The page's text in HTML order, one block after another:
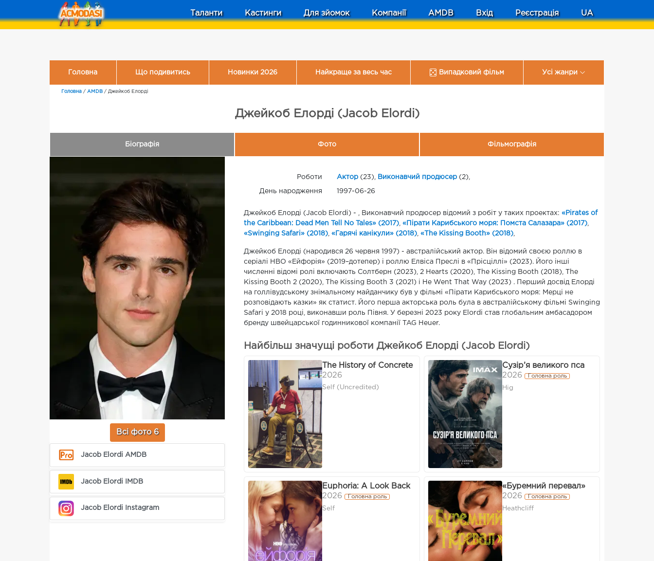
Таланти Кастинги Для зйомок Компанії AMDB Вхід Реєстрація UA
Головна Що подивитись Новинки 2026 Найкраще за весь час Випадковий фільм Усі жанри
Головна / AMDB / Джейкоб Елорді
Джейкоб Елорді (Jacob Elordi)
Біографія Фото Фільмографія
Всі фото 6
Jacob Elordi AMDB
Jacob Elordi IMDB
Jacob Elordi Instagram
Роботи Актор(23), Виконавчий продюсер(2),
День народження 1997-06-26
Джейкоб Елорді (Jacob Elordi) - , Виконавчий продюсер відомий з робіт у таких проектах: «Pirates of
the Caribbean: Dead Men Tell No Tales» (2017) «Пірати Карибського моря: Помста Салазара» (2017)
«Swinging Safari» (2018) «Гарячі канікули» (2018) «The Kissing Booth» (2018)
Джейкоб Елорді (народився 26 червня 1997) - австралійський актор. Він відомий своєю роллю в
серіалі HBO «Ейфорія» (2019–дотепер) і роллю Елвіса Преслі в «Прісціллі» (2023). Його інші
численні відомі ролі включають Солтберн (2023), 2 Hearts (2020), The Kissing Booth (2018), The
Kissing Booth 2 (2020), The Kissing Booth 3 (2021) і He Went That Way (2023) . Перший досвід Елорді
на голлівудському знімальному майданчику був у фільмі «Пірати Карибського моря: Мерці не
розповідають казки» як статист. Його перша акторська роль була в австралійському фільмі Swinging
Safari у 2018 році, виконавши роль Півня. У березні 2023 року Elordi став глобальним амбасадором
бренду швейцарської годинникової компанії TAG Heuer.
Найбільш значущі роботи Джейкоб Елорді (Jacob Elordi)
The History of Concrete
2026
Self (Uncredited)
Сузір’я великого пса
2026
Головна роль
Hig
Euphoria: A Look Back
2026
Головна роль
Self
«Буремний перевал»
2026
Головна роль
Heathcliff